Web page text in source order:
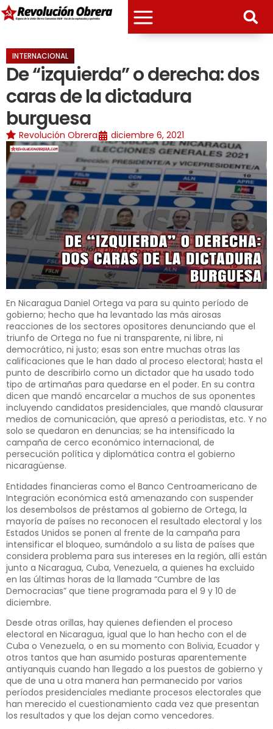
INTERNACIONAL
De “izquierda” o derecha: dos
caras de la dictadura
burguesa
Revolución Obrera diciembre 6, 2021
En Nicaragua Daniel Ortega va para su quinto período de
gobierno; hecho que ha levantado las más airosas
reacciones de los sectores opositores denunciando que el
triunfo de Ortega no fue ni transparente, ni libre, ni
democrático, ni justo; esas son entre muchas otras las
calificaciones que le han dado al proceso electoral; hasta el
punto de describirlo como un dictador que ha usado todo
tipo de artimañas para quedarse en el poder. En su contra
dicen que mandó encarcelar a muchos de sus oponentes
incluyendo candidatos presidenciales, que mandó clausurar
medios de comunicación, que apresó a periodistas, etc. Y no
solo se quedaron en denuncias; se ha intensificado la
campaña de cerco económico internacional, de
persecución política y diplomática contra el gobierno
nicaragüense.
Entidades financieras como el Banco Centroamericano de
Integración económica está amenazando con suspender
los desembolsos de préstamos al gobierno de Ortega, la
mayoría de países no reconocen el resultado electoral y los
Estados Unidos se ponen al frente de la campaña para
intensificar el bloqueo, sumándolo a su lista de países que
considera problema para sus intereses en la región, allí están
junto a Nicaragua, Cuba, Venezuela, a quienes ha excluido
en las últimas horas de la llamada “Cumbre de las
Democracias” que tiene programada para el 9 y 10 de
diciembre.
Desde otras orillas, hay quienes defienden el proceso
electoral en Nicaragua, igual que lo han hecho con el de
Cuba o Venezuela, o en su momento con Bolivia, Ecuador y
otros tantos que han asumido posturas aparentemente
antiyanquis cuando han llegado a los puestos de gobierno y
que de una u otra manera han permanecido por varios
períodos presidenciales mediante procesos electorales que
han merecido el cuestionamiento cada vez que presentan
los resultados y que los dejan como vencedores.